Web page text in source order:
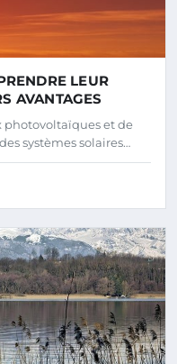
LEUR
AVANTAGES
photovoltaïques et de
systèmes solaires…